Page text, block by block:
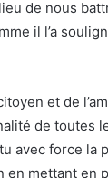
de nous
il l’a
et de
de toutes
avec force la
en mettant en